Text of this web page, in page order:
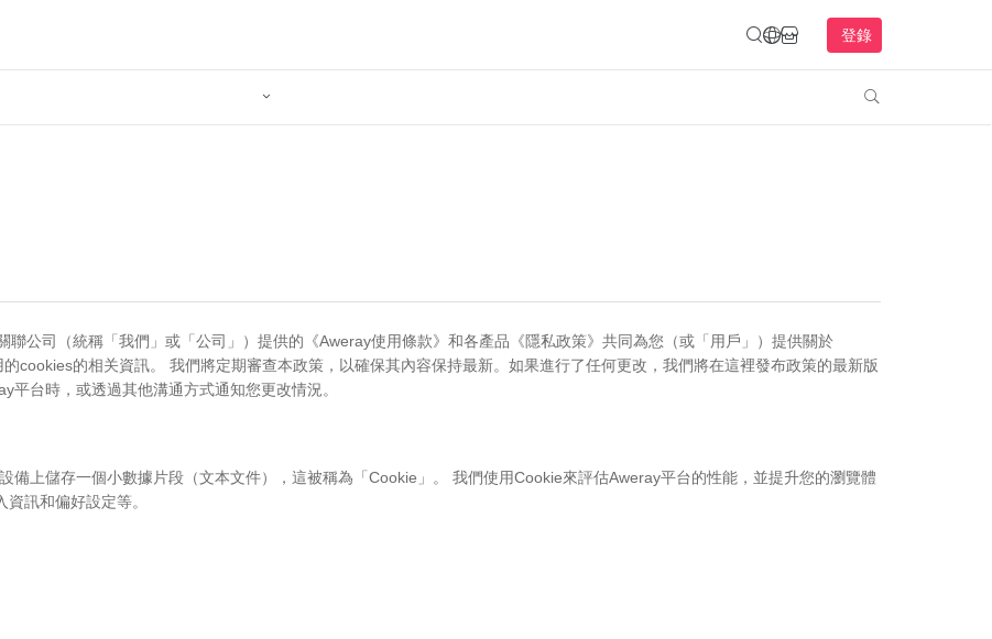
登錄
 
聯公司（統稱「我們」或「公司」）提供的《Aweray使用條款》和各產品《隱私政策》共同為您（或「用戶」）提供關於
cookies的相关資訊。 我們將定期審查本政策，以確保其內容保持最新。如果進行了任何更改，我們將在這裡發布政策的最新版
台時，或透過其他溝通方式通知您更改情況。
備上儲存一個小數據片段（文本文件），這被稱為「Cookie」。 我們使用Cookie來評估Aweray平台的性能，並提升您的瀏覽體
訊和偏好設定等。